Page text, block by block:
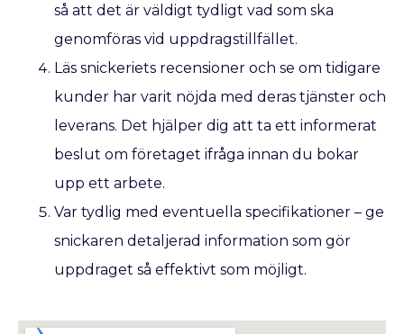
så att det är väldigt tydligt vad som ska
genomföras vid uppdragstillfället.
Läs snickeriets recensioner och se om tidigare
kunder har varit nöjda med deras tjänster och
leverans. Det hjälper dig att ta ett informerat
beslut om företaget ifråga innan du bokar
upp ett arbete.
Var tydlig med eventuella specifikationer – ge
snickaren detaljerad information som gör
uppdraget så effektivt som möjligt.